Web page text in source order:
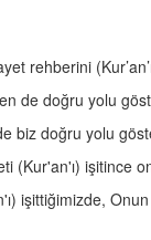
rehberini
de doğru yolu
biz doğru yolu
(Kur'an'ı) işitince
işittiğimizde,